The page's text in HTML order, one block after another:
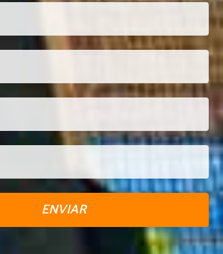
ENVIAR